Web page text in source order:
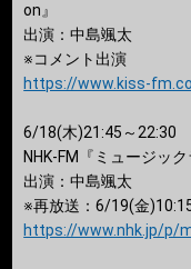
on』
出演：中島颯太
※コメント出演
https://www.kiss-
6/18(木)21:45～22:30
NHK-FM『ミュージック
出演：中島颯太
※再放送：6/19(金
https://www.nhk.jp/p/